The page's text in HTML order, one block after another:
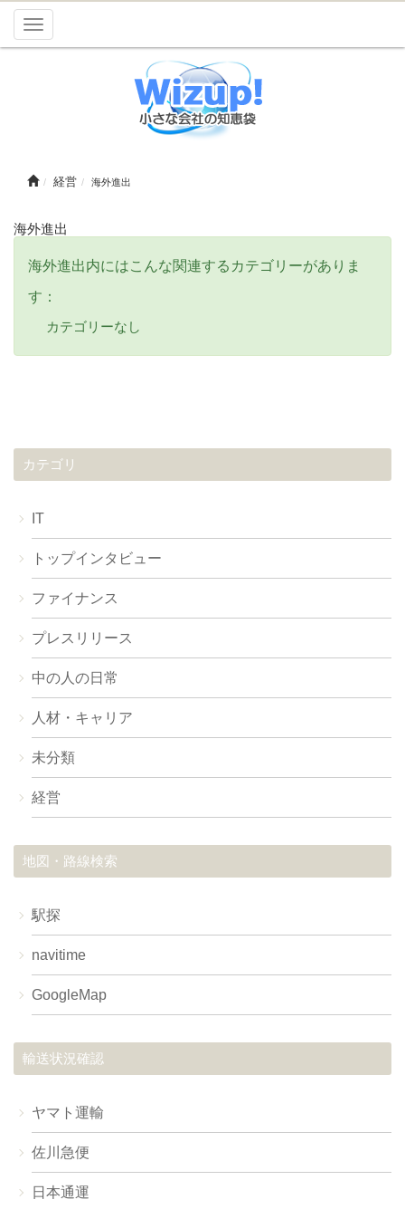
Toggle
経営 海外進出
海外進出
海外進出内にはこんな関連するカテゴリーがありま
す：
カテゴリーなし
カテゴリ
IT
トップインタビュー
ファイナンス
プレスリリース
中の人の日常
人材・キャリア
未分類
経営
地図・路線検索
駅探
navitime
GoogleMap
輸送状況確認
ヤマト運輸
佐川急便
日本通運